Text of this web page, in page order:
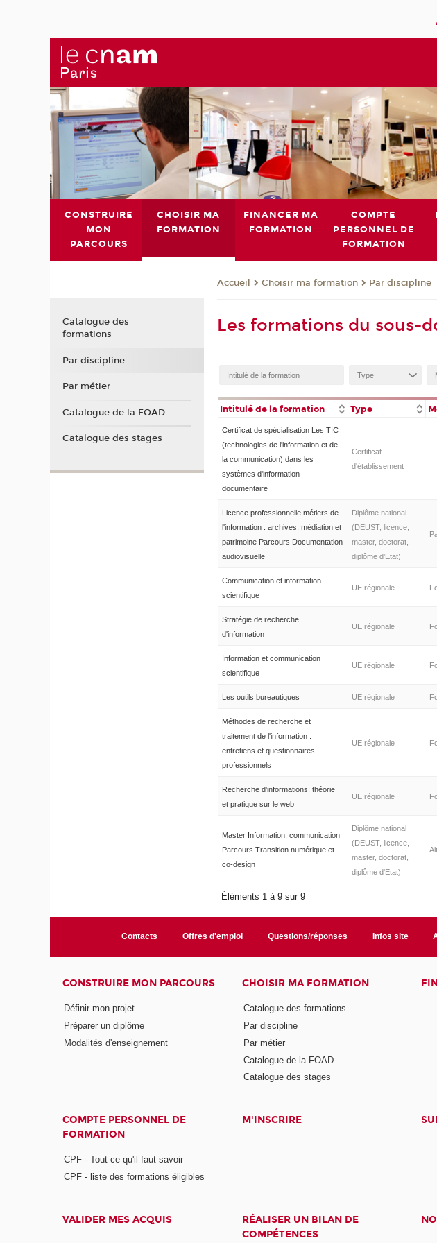
CONSTRUIRE
MON
PARCOURS
CHOISIR MA
FORMATION
FINANCER MA
FORMATION
COMPTE
PERSONNEL DE
FORMATION
Accueil Choisir ma formation Par discipline
Les formations du sous-
Intitulé de la formation Type
Certificat de spécialisation Les TIC
(technologies de l'information et de
la communication) dans les
systèmes d'information
documentaire
Certificat
d'établissement
Licence professionnelle métiers de
l'information : archives, médiation et
patrimoine Parcours Documentation
audiovisuelle
Diplôme national
(DEUST, licence,
master, doctorat,
diplôme d'Etat)
Communication et information
scientifique
UE régionale
Stratégie de recherche
d'information
UE régionale
Information et communication
scientifique
UE régionale
Les outils bureautiques UE régionale
Méthodes de recherche et
traitement de l'information :
entretiens et questionnaires
professionnels
UE régionale
Recherche d'informations: théorie
et pratique sur le web
UE régionale
Master Information, communication
Parcours Transition numérique et
co-design
Diplôme national
(DEUST, licence,
master, doctorat,
diplôme d'Etat)
Éléments 1 à 9 sur 9
Catalogue des
formations
Par discipline
Par métier
Catalogue de la FOAD
Catalogue des stages
Contacts Offres d'emploi Questions/réponses Infos site
CONSTRUIRE MON PARCOURS
Définir mon projet
Préparer un diplôme
Modalités d'enseignement
CHOISIR MA FORMATION
Catalogue des formations
Par discipline
Par métier
Catalogue de la FOAD
Catalogue des stages
COMPTE PERSONNEL DE
FORMATION
CPF - Tout ce qu'il faut savoir
CPF - liste des formations éligibles
M'INSCRIRE
VALIDER MES ACQUIS
RÉALISER UN BILAN DE
COMPÉTENCES